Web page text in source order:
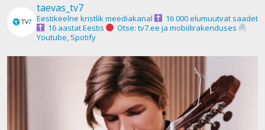
taevas_tv7
Eestikeelne kristlik meediakanal
16 000 elumuutvat saadet
16 aastat Eestis
Otse: tv7.ee ja mobiilirakenduses
Youtube, Spotify